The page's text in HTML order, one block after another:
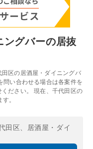
ングバーの居抜
区の居酒屋・ダイニングバ
問い合わせる場合は各案件を
ださい。 現在、千代田区の
。
田区、居酒屋・ダイ